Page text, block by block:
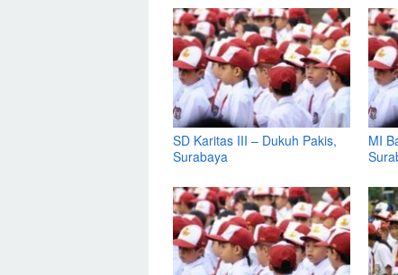
SD Karitas III – Dukuh Pakis,
Surabaya
MI